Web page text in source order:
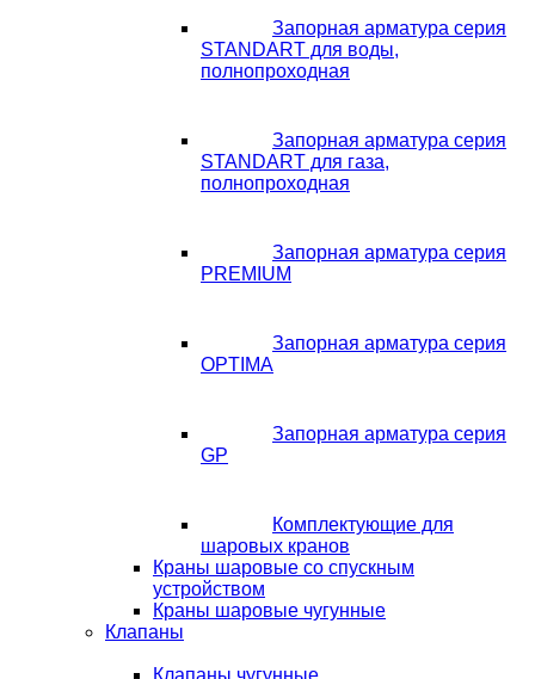
Запорная арматура серия
STANDART для воды,
полнопроходная
Запорная арматура серия
STANDART для газа,
полнопроходная
Запорная арматура серия
PREMIUM
Запорная арматура серия
OPTIMA
Запорная арматура серия
GP
Комплектующие для
шаровых кранов
Краны шаровые со спускным
устройством
Краны шаровые чугунные
Клапаны
Клапаны чугунные